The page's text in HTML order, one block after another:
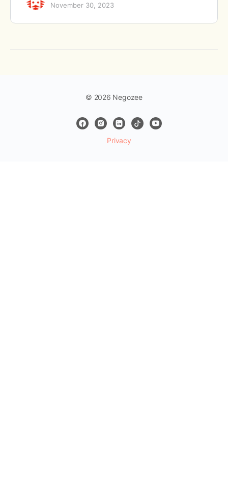
November 30, 2023
© 2026 Negozee
Privacy